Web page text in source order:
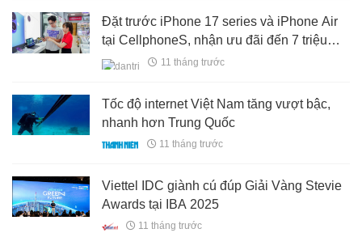
Đặt trước iPhone 17 series và iPhone Air
tại CellphoneS, nhận ưu đãi đến 7 triệu
đồng
11 tháng trước
Tốc độ internet Việt Nam tăng vượt bậc,
nhanh hơn Trung Quốc
11 tháng trước
Viettel IDC giành cú đúp Giải Vàng Stevie
Awards tại IBA 2025
11 tháng trước